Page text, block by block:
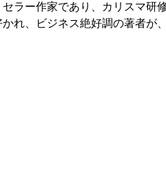
ラー作家であり、カリスマ研
れ、ビジネス絶好調の著者が